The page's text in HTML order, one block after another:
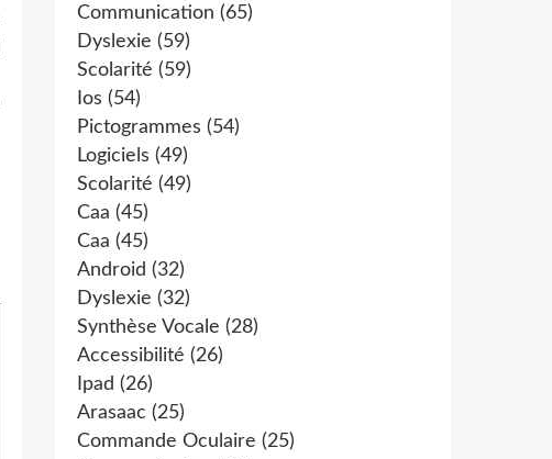
Communication (65)
Dyslexie (59)
Scolarité (59)
Ios (54)
Pictogrammes (54)
Logiciels (49)
Scolarité (49)
Caa (45)
Caa (45)
Android (32)
Dyslexie (32)
Synthèse Vocale (28)
Accessibilité (26)
Ipad (26)
Arasaac (25)
Commande Oculaire (25)